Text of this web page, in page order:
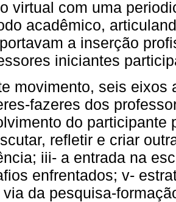
virtual com uma
acadêmico,
a inserção
iniciantes
movimento, seis eixos
fazeres dos
do participante
refletir e criar
iii- a entrada na
enfrentados; v-
via da pesquisa-